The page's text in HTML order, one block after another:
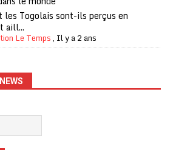
les Togolais sont-ils perçus en
aill...
Le Temps, Il y a 2 ans